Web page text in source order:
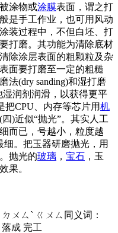
涂物或涂膜表面，谓之打
是手工作业，也可用风动
装过程中，不但白坯、打
打磨。其功能为清除底材
除涂层表面的粗颗粒及杂
面要打磨至一定的粗糙
法(dry sanding)和湿打磨
湿润剂润滑，以获得更平
CPU、内存等芯片用机
)近似“抛光”。其实人工
而已，号越小，粒度越
细。把玉器研磨抛光，用
抛光的玻璃 ， 宝石 ，玉
果。
ㄨㄙˋ ㄍㄨㄙ同义词：
成 完工